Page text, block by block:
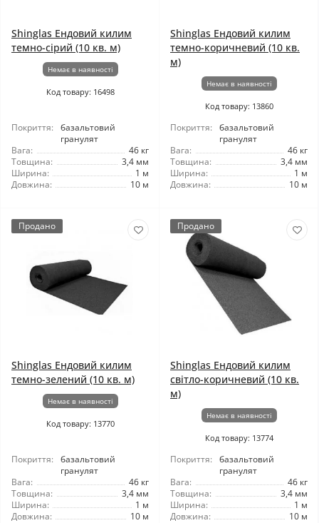
Shinglas Ендовий килим
темно-сірий (10 кв. м)
Немає в наявності
Код товару: 16498
Покриття:
базальтовий
гранулят
Вага:
46 кг
Товщина:
3,4 мм
Ширина:
1 м
Довжина:
10 м
Shinglas Ендовий килим
темно-коричневий (10 кв.
м)
Немає в наявності
Код товару: 13860
Покриття:
базальтовий
гранулят
Вага:
46 кг
Товщина:
3,4 мм
Ширина:
1 м
Довжина:
10 м
Продано
Shinglas Ендовий килим
темно-зелений (10 кв. м)
Немає в наявності
Код товару: 13770
Покриття:
базальтовий
гранулят
Вага:
46 кг
Товщина:
3,4 мм
Ширина:
1 м
Довжина:
10 м
Продано
Shinglas Ендовий килим
світло-коричневий (10 кв.
м)
Немає в наявності
Код товару: 13774
Покриття:
базальтовий
гранулят
Вага:
46 кг
Товщина:
3,4 мм
Ширина:
1 м
Довжина:
10 м